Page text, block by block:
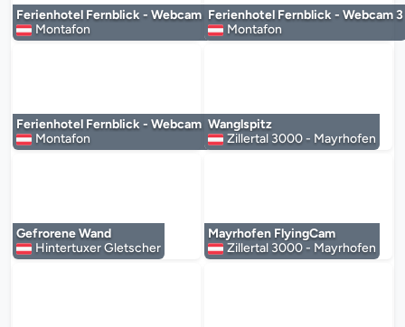
Ferienhotel Fernblick - Webcam 4
Montafon
Ferienhotel Fernblick - Webcam 3
Montafon
Ferienhotel Fernblick - Webcam 2
Montafon
Wanglspitz
Zillertal 3000 - Mayrhofen
Gefrorene Wand
Hintertuxer Gletscher
Mayrhofen FlyingCam
Zillertal 3000 - Mayrhofen